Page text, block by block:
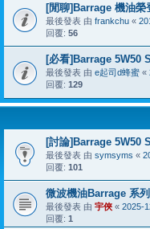
[閒聊]Barrage 機油榮
最後發表 由 frankchu «
回覆: 56
[必看]Barrage 5W50
最後發表 由 e起司d蜂蜜 «
回覆: 129
[討論]Barrage 5W50
最後發表 由 symsyms «
回覆: 101
微波機油Barrage 系
最後發表 由 宇俠 « 2025-
回覆: 1